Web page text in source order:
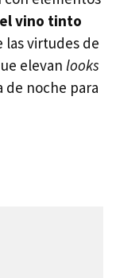
vino tinto
las virtudes de
elevan looks
de noche para